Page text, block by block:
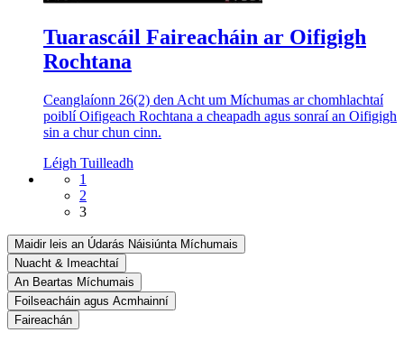
Tuarascáil Faireacháin ar Oifigigh
Rochtana
Ceanglaíonn 26(2) den Acht um Míchumas ar chomhlachtaí
poiblí Oifigeach Rochtana a cheapadh agus sonraí an Oifigigh
sin a chur chun cinn.
Léigh Tuilleadh
1
2
3
Maidir leis an Údarás Náisiúnta Míchumais
Nuacht & Imeachtaí
An Beartas Míchumais
Foilseacháin agus Acmhainní
Faireachán